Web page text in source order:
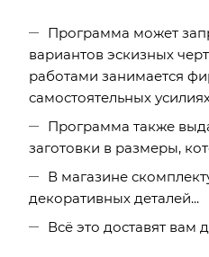
Программа может
вариантов эскизных
работами занимается
самостоятельных
Программа также
заготовки в размеры,
В магазине
декоративных деталей...
Всё это доставят вам